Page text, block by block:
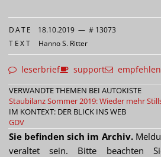
DATE 18.10.2019 — # 13073
TEXT Hanno S. Ritter
leserbrief support empfehlen
VERWANDTE THEMEN BEI AUTOKISTE
Staubilanz Sommer 2019: Wieder mehr
IM KONTEXT: DER BLICK INS WEB
GDV
Sie befinden sich im Archiv.
veraltet sein. Bitte beachten